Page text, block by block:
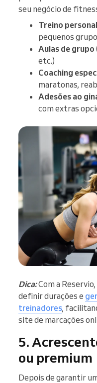
seu negócio de
Treino
pequenos
Aulas de grupo
etc.)
Coaching
maratonas,
Adesões ao
com extras
Dica:Com a
definir durações e
treinadores,
site de marcações
5.
ou premium
Depois de garantir